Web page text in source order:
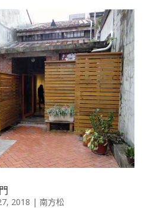
2018 | 南方松